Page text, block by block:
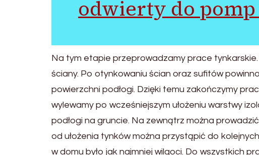
odwierty do
Na tym etapie przeprowadzamy prace
ściany. Po otynkowaniu ścian oraz sufitów
powierzchni podłogi. Dzięki temu zakończymy
wylewamy po wcześniejszym ułożeniu warstwy
podłogi na gruncie. Na zewnątrz można
od ułożenia tynków można przystąpić do
w domu było jak najmniej wilgoci. Do wszystkich